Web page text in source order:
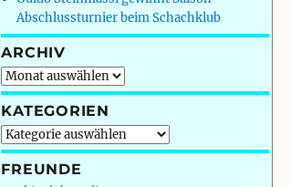
Abschlussturnier beim Schachklub
ARCHIV
Archiv
KATEGORIEN
Kategorien
FREUNDE